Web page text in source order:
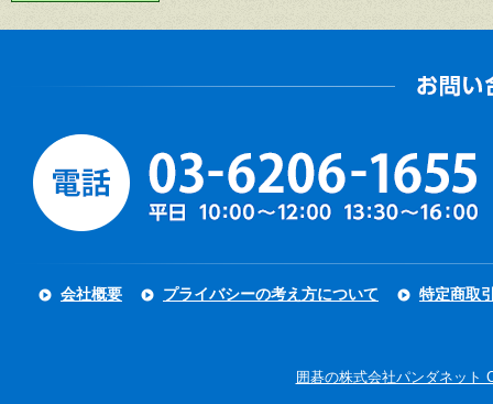
会社概要 プライバシーの考え方について 特定商取
囲碁の株式会社パンダネット